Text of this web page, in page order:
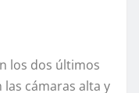
los dos últimos
cámaras alta y